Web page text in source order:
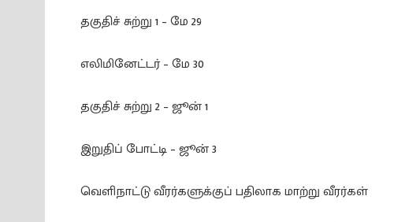
தகுதிச் சுற்று 1 – மே 29
எலிமினேட்டர் – மே 30
தகுதிச் சுற்று 2 – ஜூன் 1
இறுதிப் போட்டி – ஜூன் 3
வெளிநாட்டு வீரர்களுக்குப் பதிலாக மாற்று வீரர்கள்